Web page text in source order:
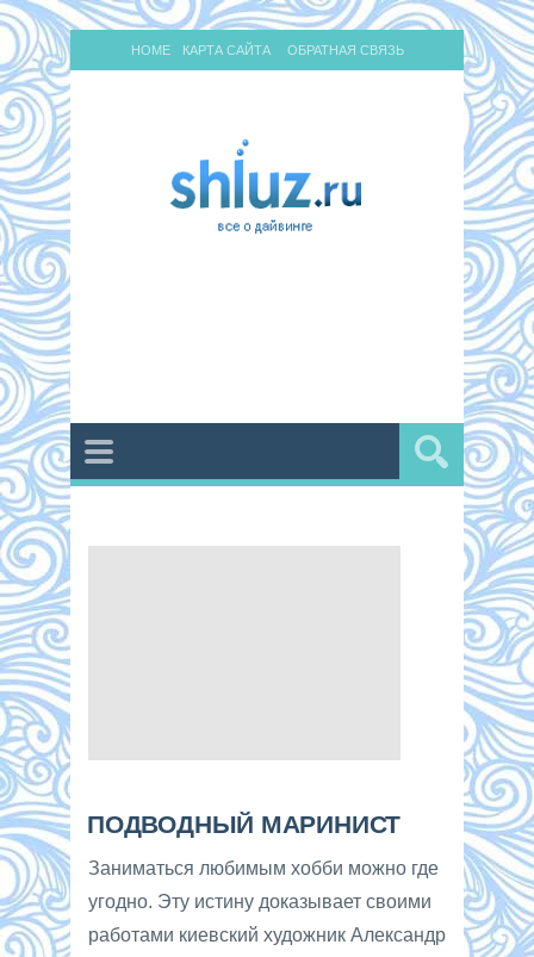
HOME КАРТА САЙТА ОБРАТНАЯ СВЯЗЬ
ПОДВОДНЫЙ МАРИНИСТ
Заниматься любимым хобби можно где
угодно. Эту истину доказывает своими
работами киевский художник Александр